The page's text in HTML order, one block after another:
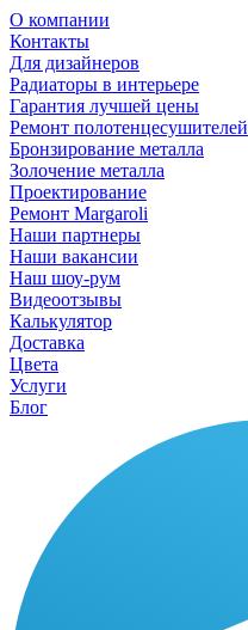
О компании
Контакты
Для дизайнеров
Радиаторы в интерьере
Гарантия лучшей цены
Ремонт полотенцесушителей
Бронзирование металла
Золочение металла
Проектирование
Ремонт Margaroli
Наши партнеры
Наши вакансии
Наш шоу-рум
Видеоотзывы
Калькулятор
Доставка
Цвета
Услуги
Блог